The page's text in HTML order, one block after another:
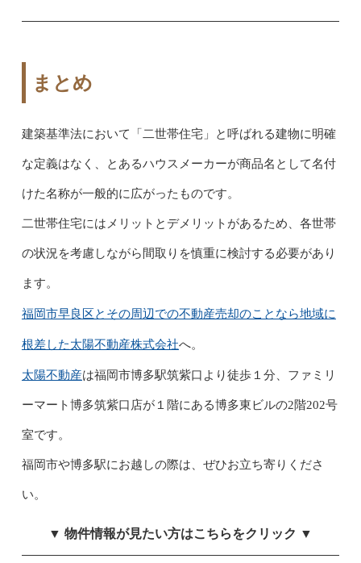
まとめ
建築基準法において「二世帯住宅」と呼ばれる建物に明確
な定義はなく、とあるハウスメーカーが商品名として名付
けた名称が一般的に広がったものです。
二世帯住宅にはメリットとデメリットがあるため、各世帯
の状況を考慮しながら間取りを慎重に検討する必要があり
ます。
福岡市早良区とその周辺での不動産売却のことなら地域に
根差した太陽不動産株式会社へ。
太陽不動産は福岡市博多駅筑紫口より徒歩１分、ファミリ
ーマート博多筑紫口店が１階にある博多東ビルの2階202号
室です。
福岡市や博多駅にお越しの際は、ぜひお立ち寄りくださ
い。
▼ 物件情報が見たい方はこちらをクリック ▼